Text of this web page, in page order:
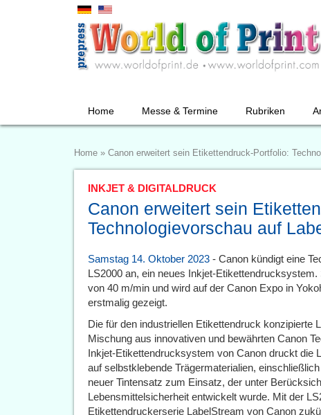
Home Messe & Termine Rubriken
Home » Canon erweitert sein Etikettendruck-Portfolio:
INKJET & DIGITALDRUCK
Canon erweitert sein
Technologievorschau auf
Samstag 14. Oktober 2023 - Canon kündigt eine
LS2000 an, ein neues Inkjet-
von 40 m/min und wird auf der Canon Expo in
erstmalig gezeigt.
Die für den industriellen Etikettendruck konzipierte
Mischung aus innovativen und bewährten Canon
Inkjet-Etikettendrucksystem von Canon druckt die
auf selbstklebende Trägermaterialien,
neuer Tintensatz zum Einsatz, der unter
Lebensmittelsicherheit entwickelt wurde. Mit der
Etikettendruckerserie LabelStream von Canon